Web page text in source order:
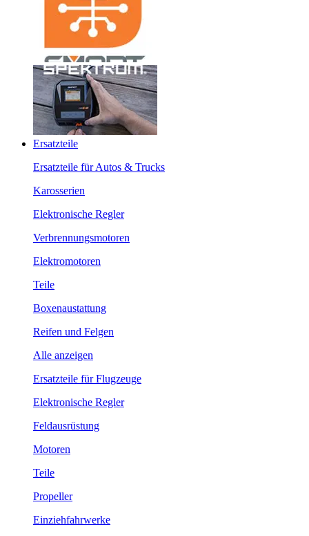
Ersatzteile
Ersatzteile für Autos & Trucks
Karosserien
Elektronische Regler
Verbrennungsmotoren
Elektromotoren
Teile
Boxenaustattung
Reifen und Felgen
Alle anzeigen
Ersatzteile für Flugzeuge
Elektronische Regler
Feldausrüstung
Motoren
Teile
Propeller
Einziehfahrwerke